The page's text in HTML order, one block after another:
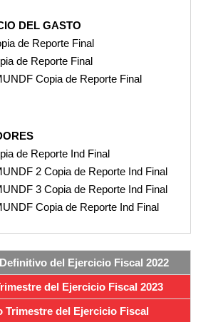
DEL GASTO
de Reporte Final
de Reporte Final
Copia de Reporte Final
de Reporte Ind Final
2 Copia de Reporte Ind Final
3 Copia de Reporte Ind Final
Copia de Reporte Ind Final
del Ejercicio Fiscal 2022
del Ejercicio Fiscal 2023
Trimestre del Ejercicio Fiscal